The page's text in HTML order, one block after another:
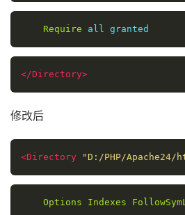
Require all granted
</Directory>
修改后
<Directory
"D:/PHP/Apache24/
Options
Indexes